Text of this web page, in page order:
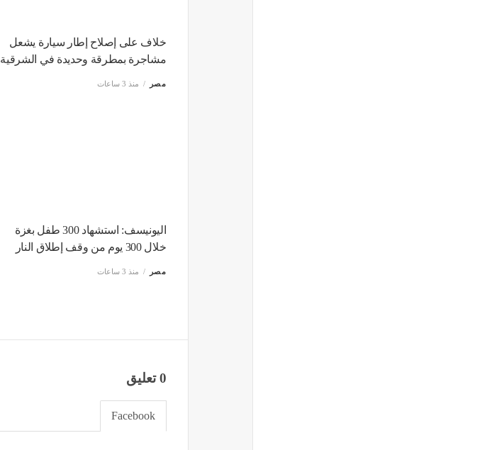
خلاف على إصلاح إطار سيارة يشعل
مشاجرة بمطرقة وحديدة في الشرقية
مصر منذ 3 ساعات
اليونيسف: استشهاد 300 طفل بغزة
خلال 300 يوم من وقف إطلاق النار
مصر منذ 3 ساعات
0 تعليق
Facebook